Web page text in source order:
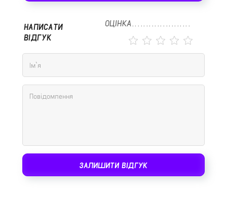
НАПИСАТИ
ВІДГУК
ОЦІНКА
ЗАЛИШИТИ ВІДГУК